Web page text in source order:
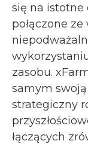
się na istotne
połączone
zasobu.
samym
strategiczny
łączących